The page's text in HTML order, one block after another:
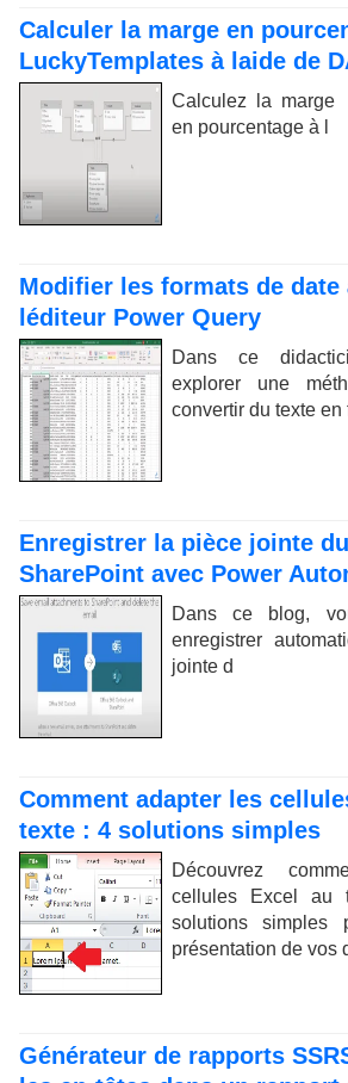
Calculer la marge en
LuckyTemplates à laide de
Calculez la marge
en pourcentage à l
Modifier les formats de date
léditeur Power Query
Dans ce
explorer une
convertir du texte en
Enregistrer la pièce jointe
SharePoint avec Power
Dans ce blog,
enregistrer
jointe d
Comment adapter les
texte : 4 solutions simples
Découvrez
cellules Excel au
solutions simples
présentation de vos
Générateur de rapports